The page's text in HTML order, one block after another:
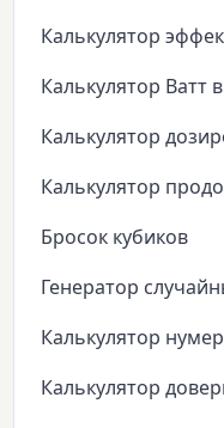
Калькулятор
Калькулятор Ватт
Калькулятор
Калькулятор
Бросок кубиков
Генератор
Калькулятор
Калькулятор